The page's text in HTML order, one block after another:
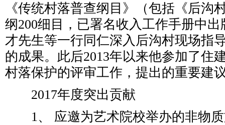
《传统村落普查纲目》（包括《后沟
纲200细目，已署名收入工作手册中
才先生等一行同仁深入后沟村现场指
的成果。此后2013年以来他参加了住
村落保护的评审工作，提出的重要建
2017年度突出贡献
1、 应邀为艺术院校举办的非物质